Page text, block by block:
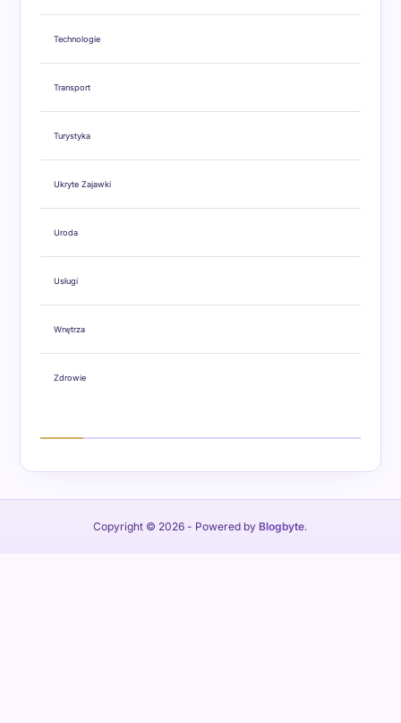
Technologie
Transport
Turystyka
Ukryte Zajawki
Uroda
Usługi
Wnętrza
Zdrowie
Copyright © 2026 - Powered by Blogbyte.